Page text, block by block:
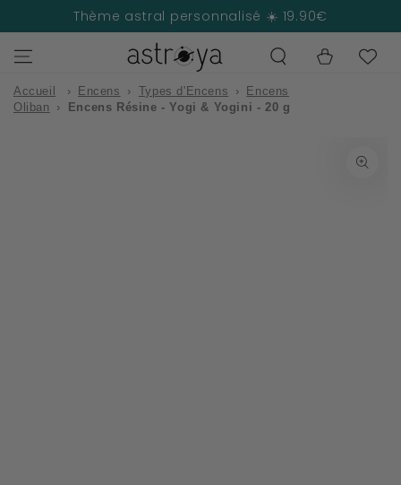
IGNORER LE
CONTENUThème astral personnalisé ☀️ 19.90€
Panier
Accueil › Encens › Types d'Encens ›
Encens
Oliban
› Encens Résine - Yogi & Yogini - 20 g